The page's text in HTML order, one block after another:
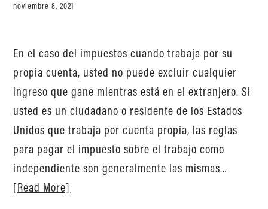
noviembre 8, 2021
En el caso del impuestos cuando trabaja por su
propia cuenta, usted no puede excluir cualquier
ingreso que gane mientras está en el extranjero. Si
usted es un ciudadano o residente de los Estados
Unidos que trabaja por cuenta propia, las reglas
para pagar el impuesto sobre el trabajo como
independiente son generalmente las mismas…
[Read More]